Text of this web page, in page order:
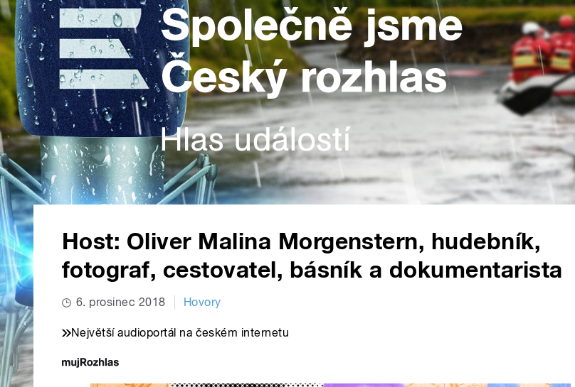
Host: Oliver Malina Morgenstern, hudebník,
fotograf, cestovatel, básník a dokumentarista
6. prosinec 2018 Hovory
Největší audioportál na českém internetu